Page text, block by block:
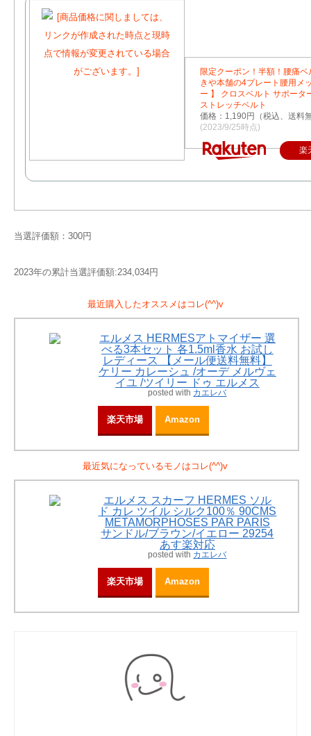
限定クーポン！半額！腰痛ベ
きや本舗の4プレート腰用メ
ー 】 クロスベルト サポータ
ストレッチベルト
価格：1,190円（税込、送料
(2023/9/25時点)
楽
当選評価額：300円
2023年の累計当選評価額:234,034円
最近購入したオススメはコレ(^^)v
エルメス HERMESアトマイザー 選
べる3本セット 各1.5ml香水 お試し
レディース 【メール便送料無料】
ケリー カレーシュ /オーデ メルヴェ
イユ /ツイリー ドゥ エルメス
posted with カエレバ
楽天市場 Amazon
最近気になっているモノはコレ(^^)v
エルメス スカーフ HERMES ソル
ド カレ ツイル シルク100％ 90CMS
METAMORPHOSES PAR PARIS
サンドル/ブラウン/イエロー 29254
あす楽対応
posted with カエレバ
楽天市場 Amazon